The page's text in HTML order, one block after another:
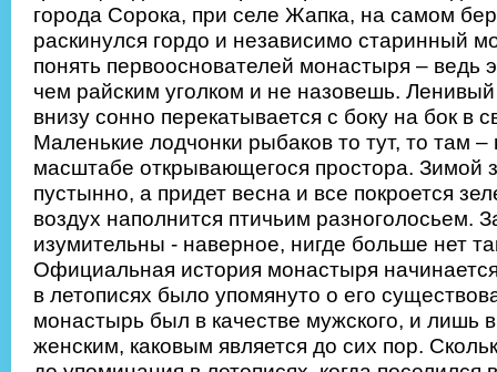
города Сорока, при селе Жапка, на самом
раскинулся гордо и независимо старинный
понять первооснователей монастыря – ведь
чем райским уголком и не назовешь.
внизу сонно перекатывается с боку на бок в
Маленькие лодчонки рыбаков то тут, то там
масштабе открывающегося простора. Зимой
пустынно, а придет весна и все покроется
воздух наполнится птичьим разноголосьем.
изумительны - наверное, нигде больше нет
Официальная история монастыря
в летописях было упомянуто о его
монастырь был в качестве мужского, и лишь
женским, каковым является до сих пор.